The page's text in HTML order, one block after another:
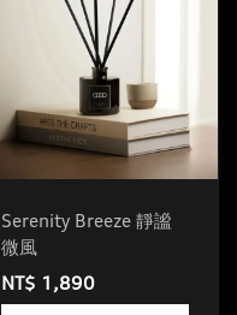
Serenity Breeze 靜謐
微風
NT$ 1,890